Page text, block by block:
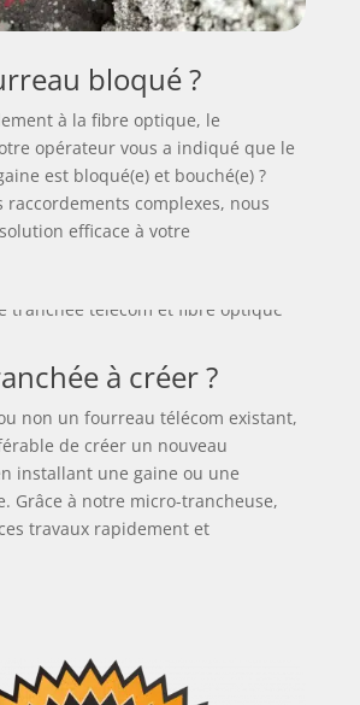
bloqué ?
à la fibre optique, le
opérateur vous a indiqué que le
est bloqué(e) et bouché(e) ?
raccordements complexes, nous
efficace à votre
à créer ?
non un fourreau télécom existant,
de créer un nouveau
installant une gaine ou une
Grâce à notre micro-trancheuse,
travaux rapidement et